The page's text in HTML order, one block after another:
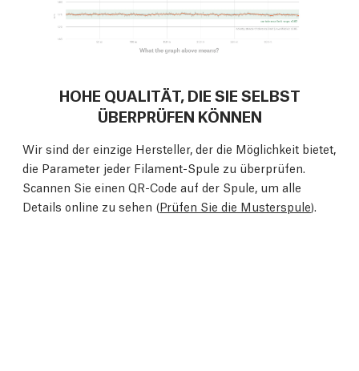
HOHE QUALITÄT, DIE SIE SELBST
ÜBERPRÜFEN KÖNNEN
Wir sind der einzige Hersteller, der die Möglichkeit bietet,
die Parameter jeder Filament-Spule zu überprüfen.
Scannen Sie einen QR-Code auf der Spule, um alle
Details online zu sehen (Prüfen Sie die Musterspule).